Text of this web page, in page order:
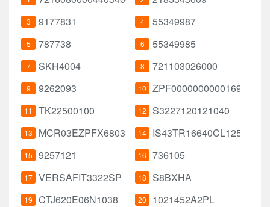
3 9177831 4 55349987
5 787738 6 55349985
7 SKH4004 8 721103026000
9 9262093 10 ZPF000000000016943
11 TK22500100 12 S3227120121040
13 MCR03EZPFX6803 14 IS43TR16640CL125JBLI
15 9257121 16 736105
17 VERSAFIT3322SP 18 S8BXHA
19 CTJ620E06N1038 20 1021452A2PL